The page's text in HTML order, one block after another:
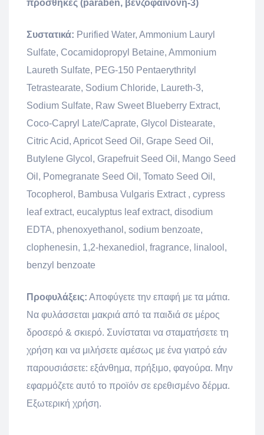
προσθήκες (paraben, βενζοφαινόνη-3)
Συστατικά: Purified Water, Ammonium Lauryl
Sulfate, Cocamidopropyl Betaine, Ammonium
Laureth Sulfate, PEG-150 Pentaerythrityl
Tetrastearate, Sodium Chloride, Laureth-3,
Sodium Sulfate, Raw Sweet Blueberry Extract,
Coco-Capryl Late/Caprate, Glycol Distearate,
Citric Acid, Apricot Seed Oil, Grape Seed Oil,
Butylene Glycol, Grapefruit Seed Oil, Mango Seed
Oil, Pomegranate Seed Oil, Tomato Seed Oil,
Tocopherol, Bambusa Vulgaris Extract , cypress
leaf extract, eucalyptus leaf extract, disodium
EDTA, phenoxyethanol, sodium benzoate,
clophenesin, 1,2-hexanediol, fragrance, linalool,
benzyl benzoate
Προφυλάξεις: Αποφύγετε την επαφή με τα μάτια.
Να φυλάσσεται μακριά από τα παιδιά σε μέρος
δροσερό & σκιερό. Συνίσταται να σταματήσετε τη
χρήση και να μιλήσετε αμέσως με ένα γιατρό εάν
παρουσιάσετε: εξάνθημα, πρήξιμο, φαγούρα. Μην
εφαρμόζετε αυτό το προϊόν σε ερεθισμένο δέρμα.
Εξωτερική χρήση.